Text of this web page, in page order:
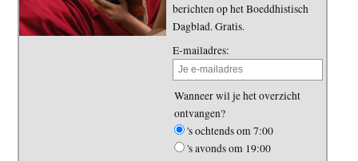
berichten op het Boeddhistisch
Dagblad. Gratis.
E-mailadres:
Wanneer wil je het overzicht
ontvangen?
's ochtends om 7:00
's avonds om 19:00